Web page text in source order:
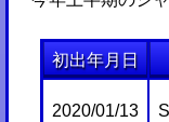
初出年月日
2020/01/13